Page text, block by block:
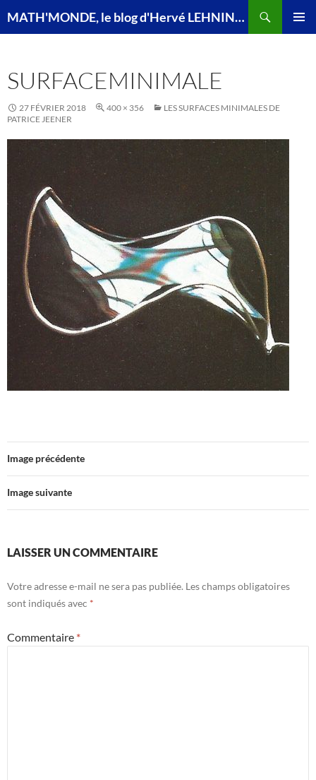
MATH'MONDE, le blog d'Hervé LEHNING, agrégé de mathématiques
SURFACEMINIMALE
27 FÉVRIER 2018 400 × 356
LES SURFACES MINIMALES DE
PATRICE JEENER
Image précédente
Image suivante
LAISSER UN COMMENTAIRE
Votre adresse e-mail ne sera pas publiée. Les champs obligatoires
sont indiqués avec *
Commentaire *